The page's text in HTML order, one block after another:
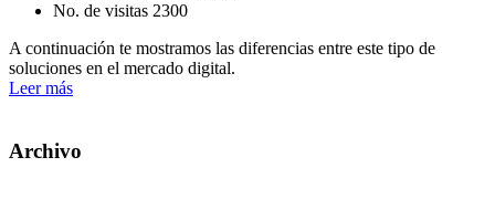
No. de visitas 2300
A continuación te mostramos las diferencias entre este tipo de
soluciones en el mercado digital.
Leer más
Archivo